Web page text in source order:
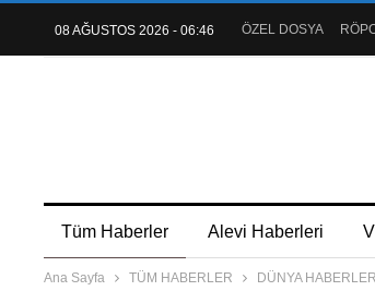
08 AĞUSTOS 2026 - 06:46 ÖZEL DOSYA
Tüm Haberler Alevi Haberleri
Ana Sayfa TÜM HABERLER DÜNYA HABERLERİ